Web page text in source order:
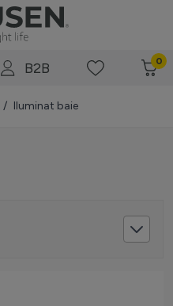
B2B 0
/ Iluminat baie